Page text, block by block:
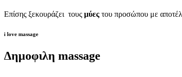
Επίσης ξεκουράζει τους μύες του προσώπου με
i love massage
Δημοφιλη massage